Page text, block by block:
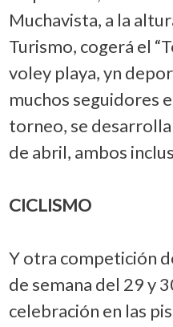
Muchavista, a la
Turismo, cogerá el
voley playa, yn
muchos seguidores
torneo, se
de abril, ambos
CICLISMO
Y otra competición
de semana del 29 y
celebración en las